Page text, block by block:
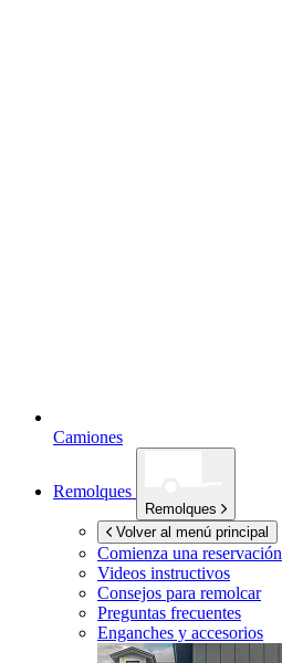
Camiones
Remolques
Remolques
Volver al menú principal
Comienza una reservación
Videos instructivos
Consejos para remolcar
Preguntas frecuentes
Enganches y accesorios